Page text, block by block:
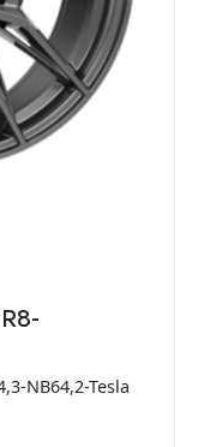
NB64,2-Tesla